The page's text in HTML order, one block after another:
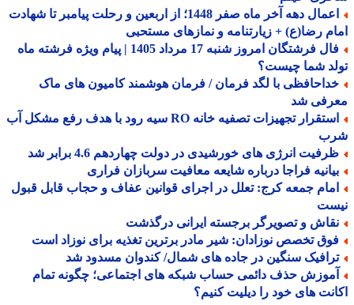
اعمال دهه آخر ماه صفر 1448؛ از اربعین و رحلت پیامبر تا شهادت
رضا(ع) + زیارتنامه و نمازهای مستحبی
فال فرشتگان امروز شنبه 17 مرداد 1405 | پیام ویژه فرشته ماه
شما چیست؟
با لگد فرمان / فرمان هوشمند کامیون های ماک
شد
استقرار تجهیزات تصفیه خانه RO سیه رود با هدف رفع مشکل آب
انرژی های خورشیدی در دولت چهاردهم 4.6 برابر شد
فراجا درباره شایعه معافیت سربازان فراری
جمعه کرج: تعلل در اجرای قوانین عفاف و حجاب قابل قبول
و تصویرگر برجسته ایرانی درگذشت
تخصص نوزادان: شیر مادر برترین تغذیه برای نوزاد است
سنگین در جاده های شمال/ کندوان مسدود شد
حذف دائمی حساب شبکه های اجتماعی؛ چگونه تمام
های خود را دیلیت کنیم؟